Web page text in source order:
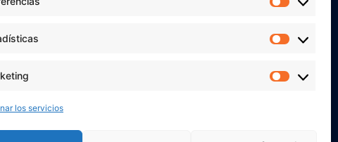
los servicios
MIS REDES SOCIALES